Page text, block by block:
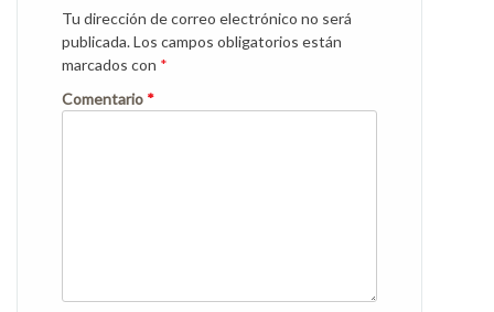
Tu dirección de correo electrónico no será
publicada.Los campos obligatorios están
marcados con *
Comentario *